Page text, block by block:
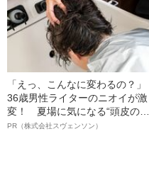
「えっ、こんなに変わるの？」
36歳男性ライターのニオイが激
変！ 夏場に気になる“頭皮のニ
オイ”や“ベタつき”を解消す
PR（株式会社スヴェンソン）